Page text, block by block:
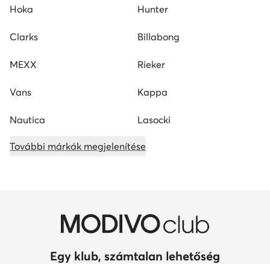
Hoka Hunter
Clarks Billabong
MEXX Rieker
Vans Kappa
Nautica Lasocki
További márkák megjelenítése
Egy klub, számtalan lehetőség